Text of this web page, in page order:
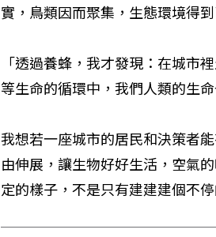
實，鳥類因而聚集，生態環境得
「透過養蜂，我才發現：在城市
等生命的循環中，我們人類的生
我想若一座城市的居民和決策者
由伸展，讓生物好好生活，空氣
定的樣子，不是只有建建建個不